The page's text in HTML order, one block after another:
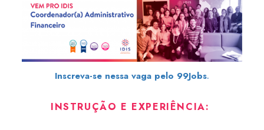
Inscreva-se nessa vaga pelo 99Jobs.
INSTRUÇÃO E EXPERIÊNCIA: